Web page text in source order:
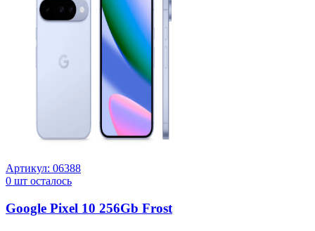
Артикул: 06388
0 шт осталось
Google Pixel 10 256Gb Frost